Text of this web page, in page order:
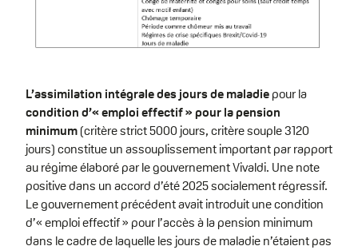
L’assimilation intégrale des jours de maladiepour la
condition d’« emploi effectif » pour la pension
minimum(critère strict 5000 jours, critère souple 3120
jours) constitue un assouplissement important par rapport
au régime élaboré par le gouvernement Vivaldi. Une note
positive dans un accord d’été 2025 socialement régressif.
Le gouvernement précédent avait introduit une condition
d’« emploi effectif » pour l’accès à la pension minimum
dans le cadre de laquelle les jours de maladie n’étaient pas